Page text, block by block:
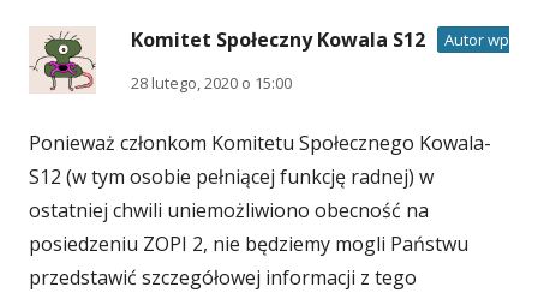
Komitet Społeczny Kowala S12
Autor wpisu
28 lutego, 2020 o 15:00
Ponieważ członkom Komitetu Społecznego Kowala-
S12 (w tym osobie pełniącej funkcję radnej) w
ostatniej chwili uniemożliwiono obecność na
posiedzeniu ZOPI 2, nie będziemy mogli Państwu
przedstawić szczegółowej informacji z tego